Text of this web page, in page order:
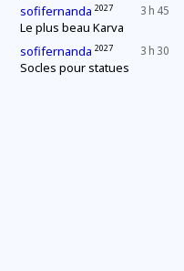
3 h 45
sofifernanda 2027
Le plus beau Karva
3 h 30
sofifernanda 2027
Socles pour statues